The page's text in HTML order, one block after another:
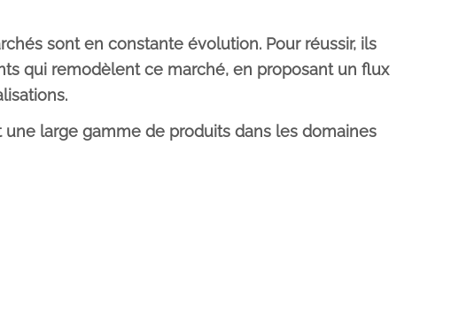
sont en constante évolution. Pour réussir, ils
qui remodèlent ce marché, en proposant un flux
large gamme de produits dans les domaines